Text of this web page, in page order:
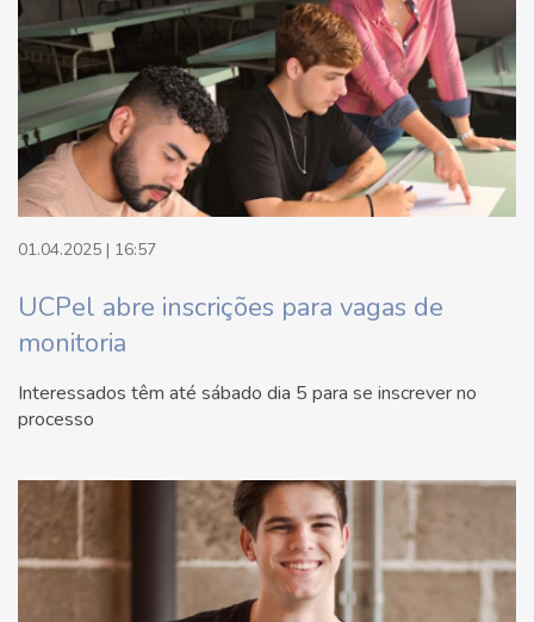
01.04.2025 | 16:57
UCPel abre inscrições para vagas de
monitoria
Interessados têm até sábado dia 5 para se inscrever no
processo